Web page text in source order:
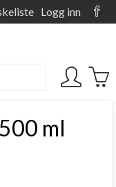
Logg inn
ml